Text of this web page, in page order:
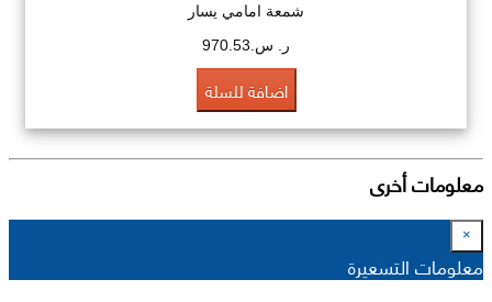
شمعة امامي يسار
ر. س.970.53
اضافة للسلة
معلومات أخرى
×
معلومات التسعيرة